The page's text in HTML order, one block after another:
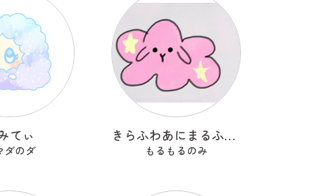
てぃ
ダのダ
きらふわあにまるふれんず
もるもるのみ